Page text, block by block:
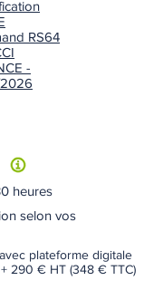
RS64
-
2026
heures
selon vos
plateforme digitale
+ 290 € HT (348 € TTC)